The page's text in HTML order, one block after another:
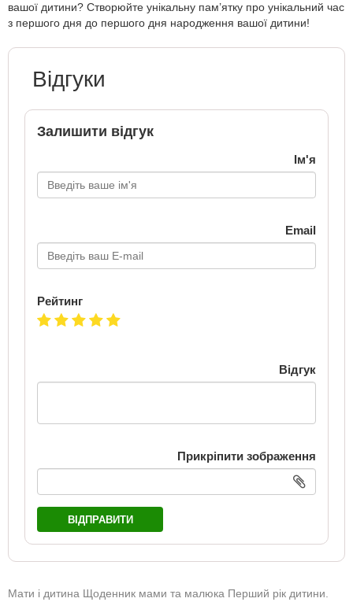
вашої дитини? Створюйте унікальну пам’ятку про унікальний час
з першого дня до першого дня народження вашої дитини!
Відгуки
Залишити відгук
Ім'я
Email
Рейтинг
Відгук
Прикріпити зображення
ВІДПРАВИТИ
Мати і дитина Щоденник мами та малюка Перший рік дитини.